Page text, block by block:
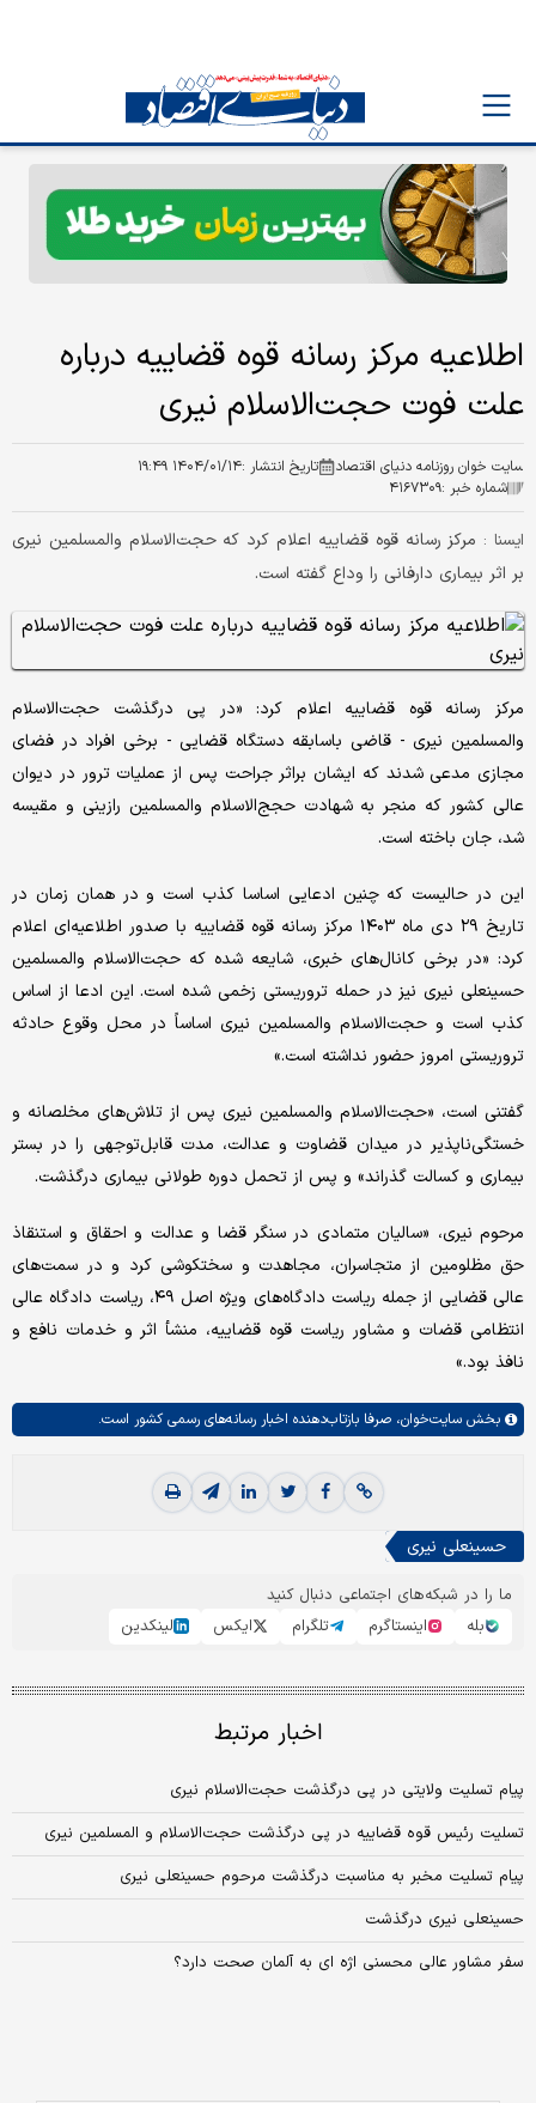
اطلاعیه مرکز رسانه قوه قضاییه درباره
علت فوت حجت‌الاسلام نیری
سایت خوان روزنامه دنیای اقتصاد تاریخ انتشار :۱۴۰۴/۰۱/۱۴ ۱۹:۴۹
شماره خبر :۴۱۶۷۳۰۹
ایسنا : مرکز رسانه قوه قضاییه اعلام کرد که حجت‌الاسلام‌ والمسلمین نیری
بر اثر بیماری دارفانی را وداع گفته است.
مرکز رسانه قوه قضاییه اعلام کرد: «در پی درگذشت حجت‌الاسلام‌
والمسلمین نیری - قاضی باسابقه دستگاه قضایی - برخی افراد در فضای
مجازی مدعی شدند که ایشان براثر جراحت پس از عملیات ترور در دیوان
عالی کشور که منجر به شهادت حجج‌الاسلام والمسلمین رازینی و مقیسه
شد، جان باخته است.
این در حالیست که چنین ادعایی اساسا کذب است و در همان زمان در
تاریخ ۲۹ دی ماه ۱۴۰۳ مرکز رسانه قوه قضاییه با صدور اطلاعیه‌ای اعلام
کرد: «در برخی کانال‌های خبری، شایعه شده که حجت‌الاسلام والمسلمین
حسینعلی نیری نیز در حمله تروریستی زخمی شده است. این ادعا از اساس
کذب است و حجت‌الاسلام والمسلمین نیری اساساً در محل وقوع حادثه
تروریستی امروز حضور نداشته است.»
گفتنی است، «حجت‌الاسلام والمسلمین نیری پس از تلاش‌های مخلصانه و
خستگی‌ناپذیر در میدان قضاوت و عدالت، مدت قابل‌توجهی را در بستر
بیماری و کسالت گذراند» و پس از تحمل دوره طولانی بیماری درگذشت.
مرحوم نیری، «سالیان متمادی در سنگر قضا و عدالت و احقاق و استنقاذ
حق مظلومین از متجاسران، مجاهدت و سختکوشی کرد و در سمت‌های
عالی قضایی از جمله ریاست دادگاه‌های ویژه اصل ۴۹، ریاست دادگاه عالی
انتظامی قضات و مشاور ریاست قوه قضاییه، منشأ اثر و خدمات نافع و
نافذ بود.»
بخش سایت‌خوان، صرفا بازتاب‌دهنده اخبار رسانه‌های رسمی کشور است.
حسینعلی نیری
ما را در شبکه‌های اجتماعی دنبال کنید
بله
اینستاگرم تلگرام ایکس لینکدین
اخبار مرتبط
پیام تسلیت ولایتی در پی درگذشت حجت‌الاسلام نیری
تسلیت رئیس قوه قضاییه در پی درگذشت حجت‌الاسلام و المسلمین نیری
پیام تسلیت مخبر به مناسبت درگذشت مرحوم حسینعلی نیری
حسینعلی نیری درگذشت
سفر مشاور عالی محسنی اژه ای به آلمان صحت دارد؟